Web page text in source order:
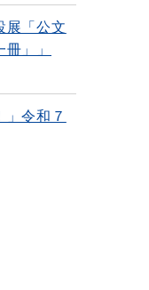
展「公文
」」
令和７